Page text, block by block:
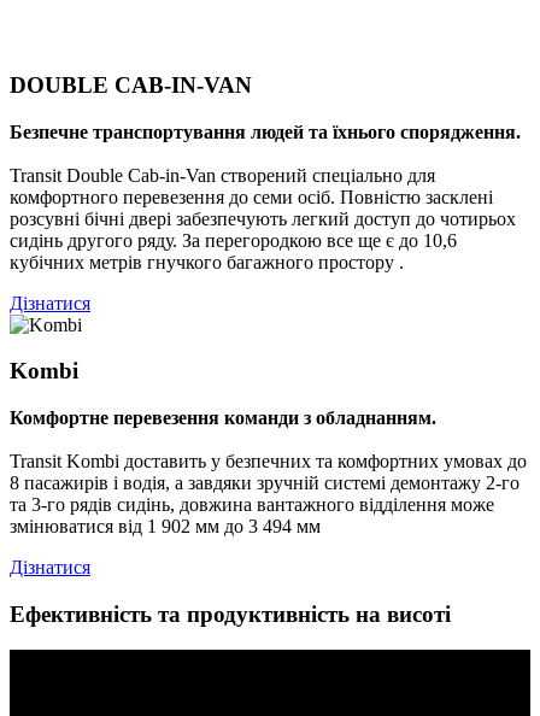
DOUBLE CAB-IN-VAN
Безпечне транспортування людей та їхнього спорядження.
Transit Double Cab-in-Van створений спеціально для
комфортного перевезення до семи осіб. Повністю засклені
розсувні бічні двері забезпечують легкий доступ до чотирьох
сидінь другого ряду. За перегородкою все ще є до 10,6
кубічних метрів гнучкого багажного простору .
Дізнатися
Kombi
Комфортне перевезення команди з обладнанням.
Transit Kombi доставить у безпечних та комфортних умовах до
8 пасажирів і водія, а завдяки зручній системі демонтажу 2-го
та 3-го рядів сидінь, довжина вантажного відділення може
змінюватися від 1 902 мм до 3 494 мм
Дізнатися
Ефективність та продуктивність на висоті